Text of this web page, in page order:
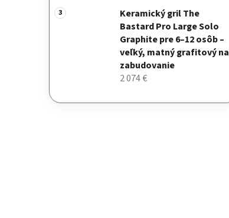
Keramický gril The
Bastard Pro Large Solo
Graphite pre 6–12 osôb –
veľký, matný grafitový na
zabudovanie
2 074 €